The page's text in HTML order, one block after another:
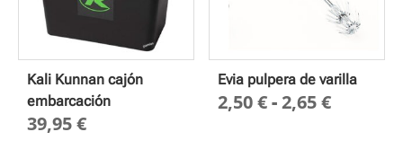
Kali Kunnan cajón
embarcación
39,95€
Evia pulpera de varilla
2,50€-2,65€Rango